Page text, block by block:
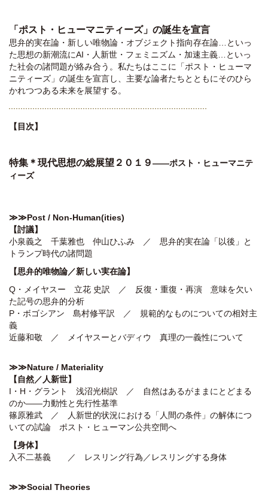
「ポスト・ヒューマニティーズ」の誕生を宣言
思弁的実在論・新しい唯物論・オブジェクト指向存在論…といっ
た思想の新潮流にAI・人新世・フェミニズム・加速主義…といっ
た社会の諸問題が絡み合う。私たちはここに「ポスト・ヒューマ
ニティーズ」の誕生を宣言し、主要な論者たちとともにそのひら
かれつつある未来を展望する。
【目次】
特集＊現代思想の総展望２０１９――ポスト・ヒューマニテ
ィーズ
≫≫Post / Non-Human(ities)
【討議】
小泉義之 千葉雅也 仲山ひふみ ／ 思弁的実在論「以後」と
トランプ時代の諸問題
【思弁的唯物論／新しい実在論】
Q・メイヤスー 立花 史訳 ／ 反復・重復・再演 意味を欠い
た記号の思弁的分析
P・ボゴシアン 島村修平訳 ／ 規範的なものについての相対主
義
近藤和敬 ／ メイヤスーとバディウ 真理の一義性について
≫≫Nature / Materiality
【自然／人新世】
I・H・グラント 浅沼光樹訳 ／ 自然はあるがままにとどまる
のか――力動性と先行性基準
篠原雅武 ／ 人新世的状況における「人間の条件」の解体につ
いての試論 ポスト・ヒューマン公共空間へ
【身体】
入不二基義 ／ レスリング行為／レスリングする身体
≫≫Social Theories